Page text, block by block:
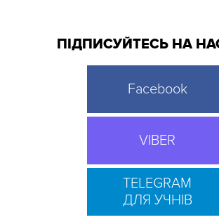
ПІДПИСУЙТЕСЬ НА
Facebook
VIBER
TELEGRAM
ДЛЯ УЧНІВ